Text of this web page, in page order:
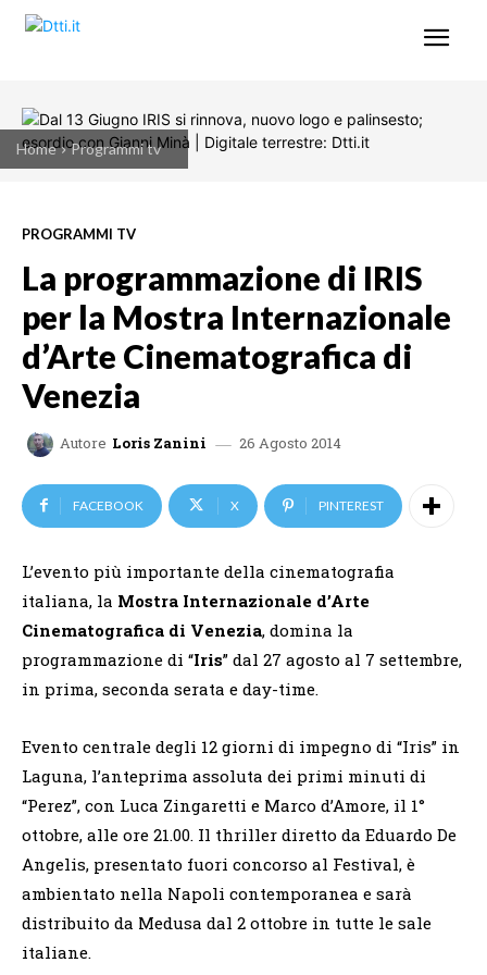
Home Programmi tv
PROGRAMMI TV
La programmazione di IRIS
per la Mostra Internazionale
d’Arte Cinematografica di
Venezia
Autore Loris Zanini 26 Agosto 2014
FACEBOOK X PINTEREST
L’evento più importante della cinematografia
italiana, la Mostra Internazionale d’Arte
Cinematografica di Venezia, domina la
programmazione di “Iris” dal 27 agosto al 7 settembre,
in prima, seconda serata e day-time.
Evento centrale degli 12 giorni di impegno di “Iris” in
Laguna, l’anteprima assoluta dei primi minuti di
“Perez”, con Luca Zingaretti e Marco d’Amore, il 1°
ottobre, alle ore 21.00. Il thriller diretto da Eduardo De
Angelis, presentato fuori concorso al Festival, è
ambientato nella Napoli contemporanea e sarà
distribuito da Medusa dal 2 ottobre in tutte le sale
italiane.